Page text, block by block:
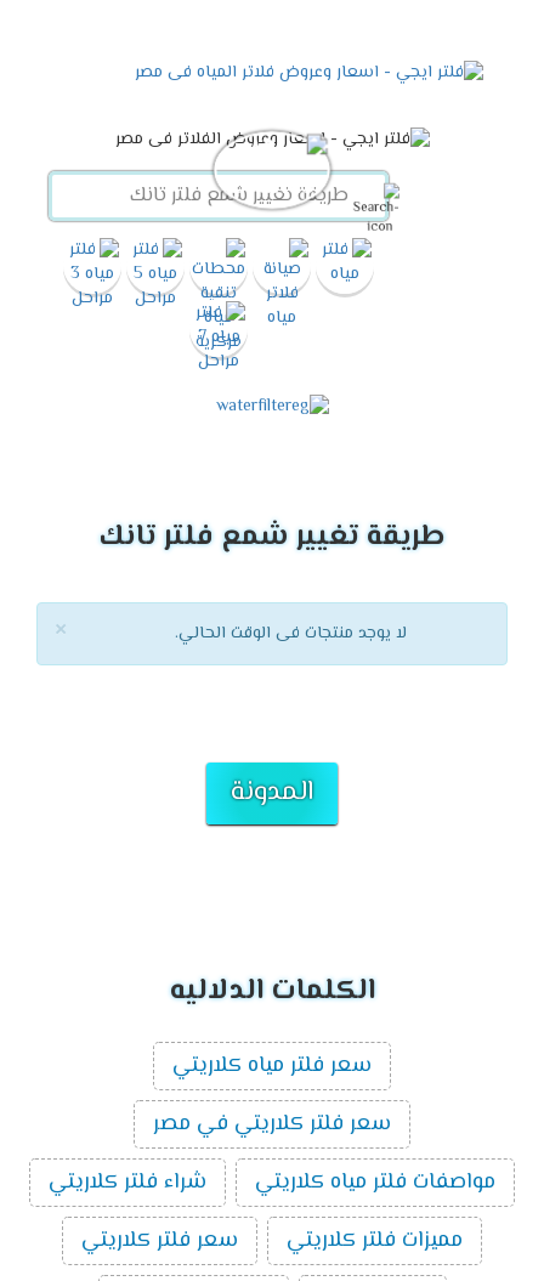
طريقة تغيير شمع فلتر تانك
× لا يوجد منتجات فى الوقت الحالي.
المدونة
الكلمات الدلاليه
سعر فلتر مياه كلاريتي
سعر فلتر كلاريتي في مصر
مواصفات فلتر مياه كلاريتي
شراء فلتر كلاريتي
مميزات فلتر كلاريتي
سعر فلتر كلاريتي